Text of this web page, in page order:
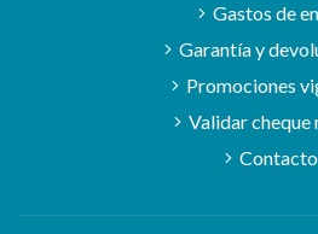
Gastos de
Garantía y
Promociones
Validar cheque
Contacto